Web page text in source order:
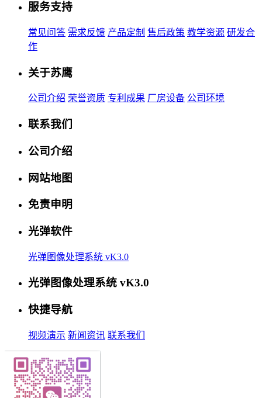
服务支持
常见问答 需求反馈 产品定制 售后政策 教学资源 研发合
作
关于苏鹰
公司介绍 荣誉资质 专利成果 厂房设备 公司环境
联系我们
公司介绍
网站地图
免责申明
光弹软件
光弹图像处理系统 vK3.0
光弹图像处理系统 vK3.0
快捷导航
视频演示 新闻资讯 联系我们